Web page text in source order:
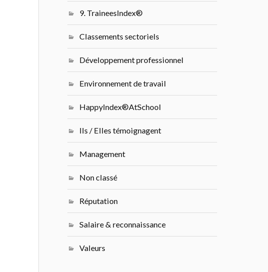
9. TraineesIndex®
Classements sectoriels
Développement professionnel
Environnement de travail
HappyIndex®AtSchool
Ils / Elles témoignagent
Management
Non classé
Réputation
Salaire & reconnaissance
Valeurs